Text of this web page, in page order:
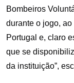
Bombeiros
durante o jogo,
Portugal e, claro
que se
da instituição”,